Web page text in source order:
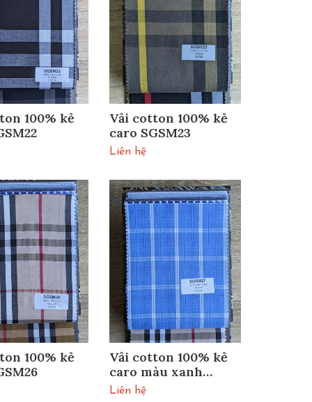
100% kẻ
Vải cotton 100% kẻ
caro SGSM23
Liên hệ
100% kẻ
Vải cotton 100% kẻ
caro màu xanh
sgsm27
Liên hệ